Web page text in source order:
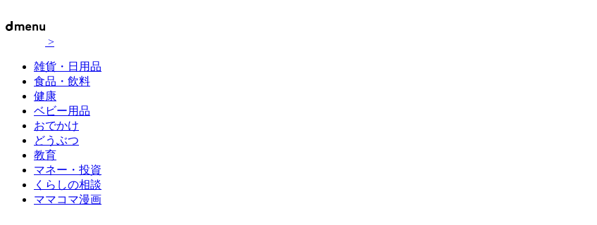
>
雑貨・日用品
食品・飲料
健康
ベビー用品
おでかけ
どうぶつ
教育
マネー・投資
くらしの相談
ママコマ漫画